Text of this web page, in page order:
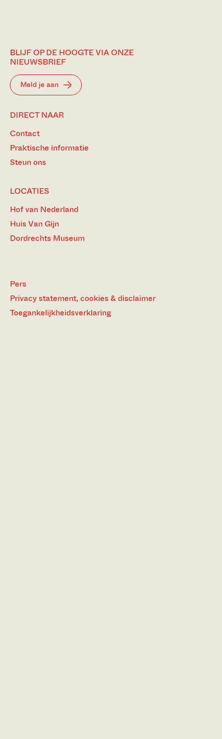
BLIJF OP DE HOOGTE VIA ONZE
NIEUWSBRIEF
Meld je aan
DIRECT NAAR
Contact
Praktische informatie
Steun ons
LOCATIES
Hof van Nederland
Huis Van Gijn
Dordrechts Museum
Pers
Privacy statement, cookies & disclaimer
Toegankelijkheidsverklaring